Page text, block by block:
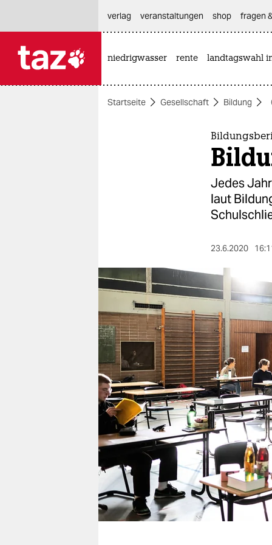
themen
berlin
nord
wahrheit
verlag
verlag
veranstaltungen
shop
fragen & hilfe
unterstützen
abo
genossenschaft
verlag
veranstaltungen shop fragen
niedrigwasser rente landtagswahl
Startseite Gesellschaft Bildung
Jedes
laut
23.6.2020